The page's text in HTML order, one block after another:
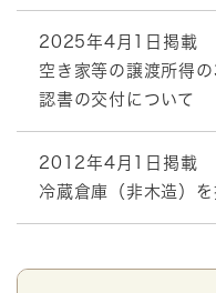
2025年4月1日掲載
空き家等の譲渡所得
認書の交付について
2012年4月1日掲載
冷蔵倉庫（非木造）